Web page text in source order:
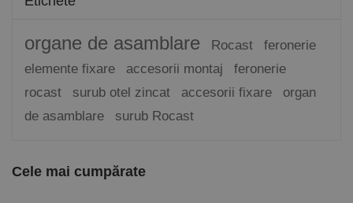
organe de asamblare Rocast
feronerie
elemente fixare
accesorii montaj
feronerie
rocast
surub otel zincat accesorii fixare
organ
de asamblare
surub Rocast
Cele mai cumpărate